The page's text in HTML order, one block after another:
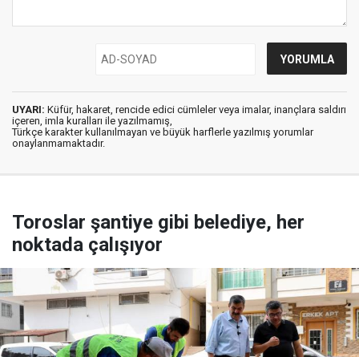
UYARI: Küfür, hakaret, rencide edici cümleler veya imalar, inançlara saldırı
içeren, imla kuralları ile yazılmamış,
Türkçe karakter kullanılmayan ve büyük harflerle yazılmış yorumlar
onaylanmamaktadır.
Toroslar şantiye gibi belediye, her
noktada çalışıyor